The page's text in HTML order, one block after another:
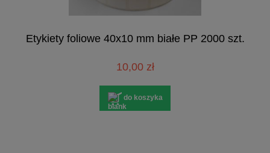
Etykiety foliowe 40x10 mm białe PP 2000 szt.
10,00 zł
do koszyka